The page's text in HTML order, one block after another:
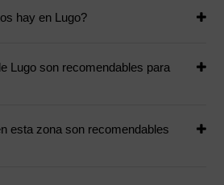
hay en Lugo?
Lugo son recomendables para
esta zona son recomendables